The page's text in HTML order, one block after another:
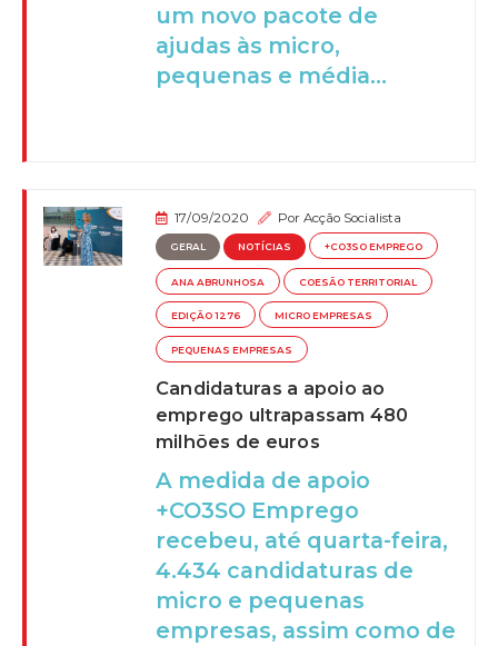
um novo pacote de
ajudas às micro,
pequenas e média...
17/09/2020 PorAcção Socialista
GERAL NOTÍCIAS +CO3SO EMPREGO
ANA ABRUNHOSA COESÃO TERRITORIAL
EDIÇÃO 1276 MICRO EMPRESAS
PEQUENAS EMPRESAS
Candidaturas a apoio ao
emprego ultrapassam 480
milhões de euros
A medida de apoio
+CO3SO Emprego
recebeu, até quarta-feira,
4.434 candidaturas de
micro e pequenas
empresas, assim como de